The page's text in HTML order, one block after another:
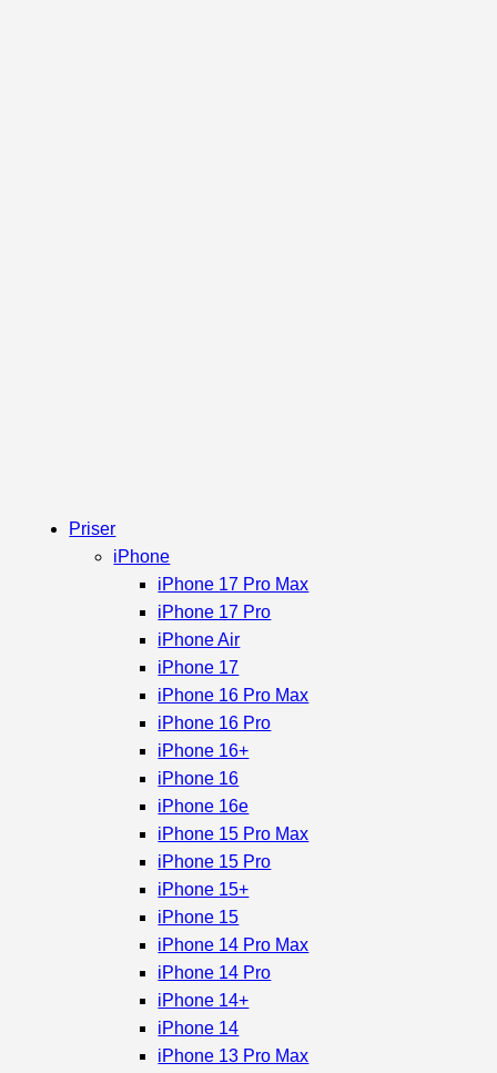
Priser
iPhone
iPhone 17 Pro Max
iPhone 17 Pro
iPhone Air
iPhone 17
iPhone 16 Pro Max
iPhone 16 Pro
iPhone 16+
iPhone 16
iPhone 16e
iPhone 15 Pro Max
iPhone 15 Pro
iPhone 15+
iPhone 15
iPhone 14 Pro Max
iPhone 14 Pro
iPhone 14+
iPhone 14
iPhone 13 Pro Max